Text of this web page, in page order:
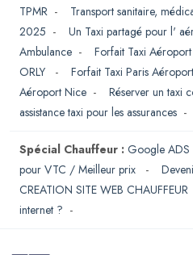
TPMR - Transport sanitaire,
2025 - Un Taxi partagé pour l'
Ambulance - Forfait Taxi Aéroport
ORLY
- Forfait Taxi Paris
Aéroport Nice - Réserver un taxi
assistance taxi pour les assurances -
Spécial Chauffeur : Google ADS
pour VTC / Meilleur prix
-
CREATION SITE WEB CHAUFFEUR
internet ? -